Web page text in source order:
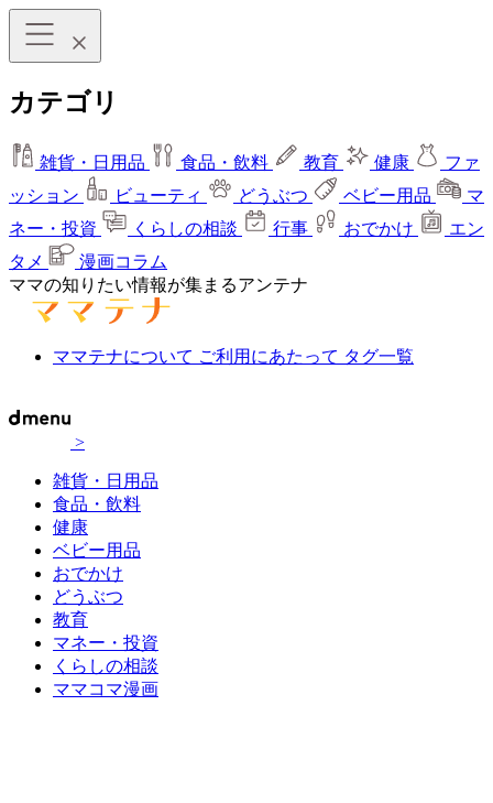
カテゴリ
雑貨・日用品 食品・飲料 教育 健康
ファ
ッション
ビューティ どうぶつ ベビー用品
マ
ネー・投資
くらしの相談 行事 おでかけ
エン
タメ
漫画コラム
ママの知りたい情報が集まるアンテナ
ママテナについて ご利用にあたって タグ一覧
>
雑貨・日用品
食品・飲料
健康
ベビー用品
おでかけ
どうぶつ
教育
マネー・投資
くらしの相談
ママコマ漫画